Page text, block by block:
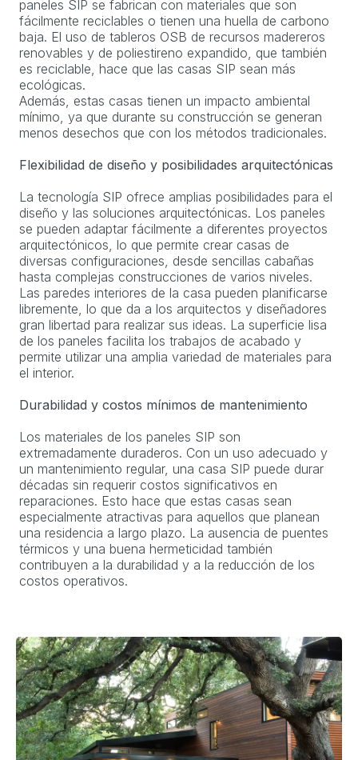
paneles SIP se fabrican con materiales que son
fácilmente reciclables o tienen una huella de carbono
baja. El uso de tableros OSB de recursos madereros
renovables y de poliestireno expandido, que también
es reciclable, hace que las casas SIP sean más
ecológicas.
Además, estas casas tienen un impacto ambiental
mínimo, ya que durante su construcción se generan
menos desechos que con los métodos tradicionales.
Flexibilidad de diseño y posibilidades arquitectónicas
La tecnología SIP ofrece amplias posibilidades para el
diseño y las soluciones arquitectónicas. Los paneles
se pueden adaptar fácilmente a diferentes proyectos
arquitectónicos, lo que permite crear casas de
diversas configuraciones, desde sencillas cabañas
hasta complejas construcciones de varios niveles.
Las paredes interiores de la casa pueden planificarse
libremente, lo que da a los arquitectos y diseñadores
gran libertad para realizar sus ideas. La superficie lisa
de los paneles facilita los trabajos de acabado y
permite utilizar una amplia variedad de materiales para
el interior.
Durabilidad y costos mínimos de mantenimiento
Los materiales de los paneles SIP son
extremadamente duraderos. Con un uso adecuado y
un mantenimiento regular, una casa SIP puede durar
décadas sin requerir costos significativos en
reparaciones. Esto hace que estas casas sean
especialmente atractivas para aquellos que planean
una residencia a largo plazo. La ausencia de puentes
térmicos y una buena hermeticidad también
contribuyen a la durabilidad y a la reducción de los
costos operativos.